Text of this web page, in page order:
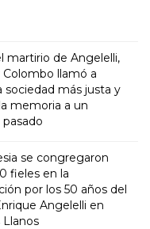
martirio de Angelelli,
llamó a
sociedad más justa y
memoria a un
se congregaron
fieles en la
por los 50 años del
Angelelli en